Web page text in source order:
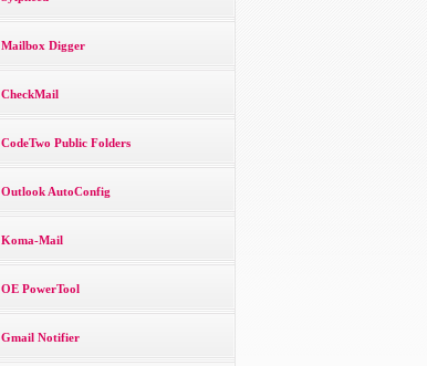
Mailbox Digger
CheckMail
CodeTwo Public Folders
Outlook AutoConfig
Koma-Mail
OE PowerTool
Gmail Notifier